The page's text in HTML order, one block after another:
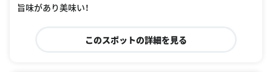
旨味があり美味い！
このスポットの詳細を見る